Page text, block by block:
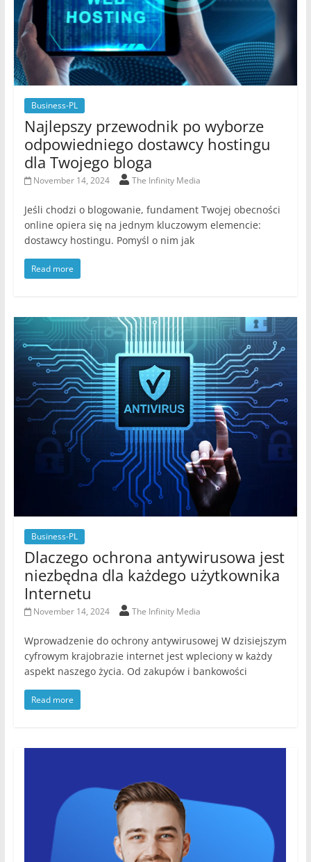
Business-PL
Najlepszy przewodnik po wyborze
odpowiedniego dostawcy hostingu
dla Twojego bloga
November 14, 2024 The Infinity Media
Jeśli chodzi o blogowanie, fundament Twojej obecności
online opiera się na jednym kluczowym elemencie:
dostawcy hostingu. Pomyśl o nim jak
Read more
Business-PL
Dlaczego ochrona antywirusowa jest
niezbędna dla każdego użytkownika
Internetu
November 14, 2024 The Infinity Media
Wprowadzenie do ochrony antywirusowej W dzisiejszym
cyfrowym krajobrazie internet jest wpleciony w każdy
aspekt naszego życia. Od zakupów i bankowości
Read more